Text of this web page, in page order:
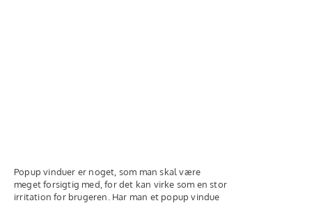
Popup vinduer er noget, som man skal være
meget forsigtig med, for det kan virke som en stor
irritation for brugeren. Har man et popup vindue